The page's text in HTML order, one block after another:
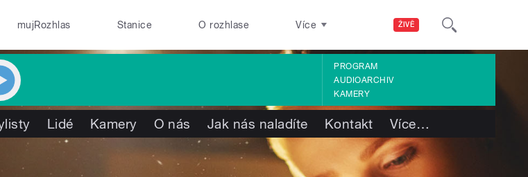
ŽIVĚ
mujRozhlas Stanice O rozhlase Více
PROGRAM
AUDIOARCHIV
KAMERY
Lidé Kamery O nás Jak nás naladíte Kontakt Více…